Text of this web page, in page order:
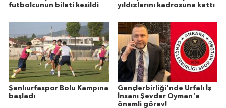
futbolcunun bileti kesildi
yıldızlarını kadrosuna kattı
Şanlıurfaspor Bolu Kampına
başladı
Gençlerbirliği'nde Urfalı İş
İnsanı Şevder Oyman'a
önemli görev!